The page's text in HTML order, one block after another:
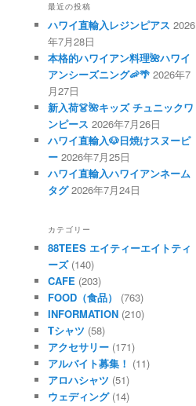
最近の投稿
ハワイ直輸入レジンピアス 2026
年7月28日
本格的ハワイアン料理🌺ハワイ
アンシーズニング🦐🌴 2026年7
月27日
新入荷👗🌺キッズ チュニックワ
ンピース 2026年7月26日
ハワイ直輸入🐶日焼けスヌーピ
ー 2026年7月25日
ハワイ直輸入ハワイアンネーム
タグ 2026年7月24日
カテゴリー
88TEES エイティーエイトティ
ーズ(140)
CAFE (203)
FOOD（食品）
(763)
INFORMATION (210)
Tシャツ (58)
アクセサリー (171)
アルバイト募集！ (11)
アロハシャツ (51)
ウェディング(14)